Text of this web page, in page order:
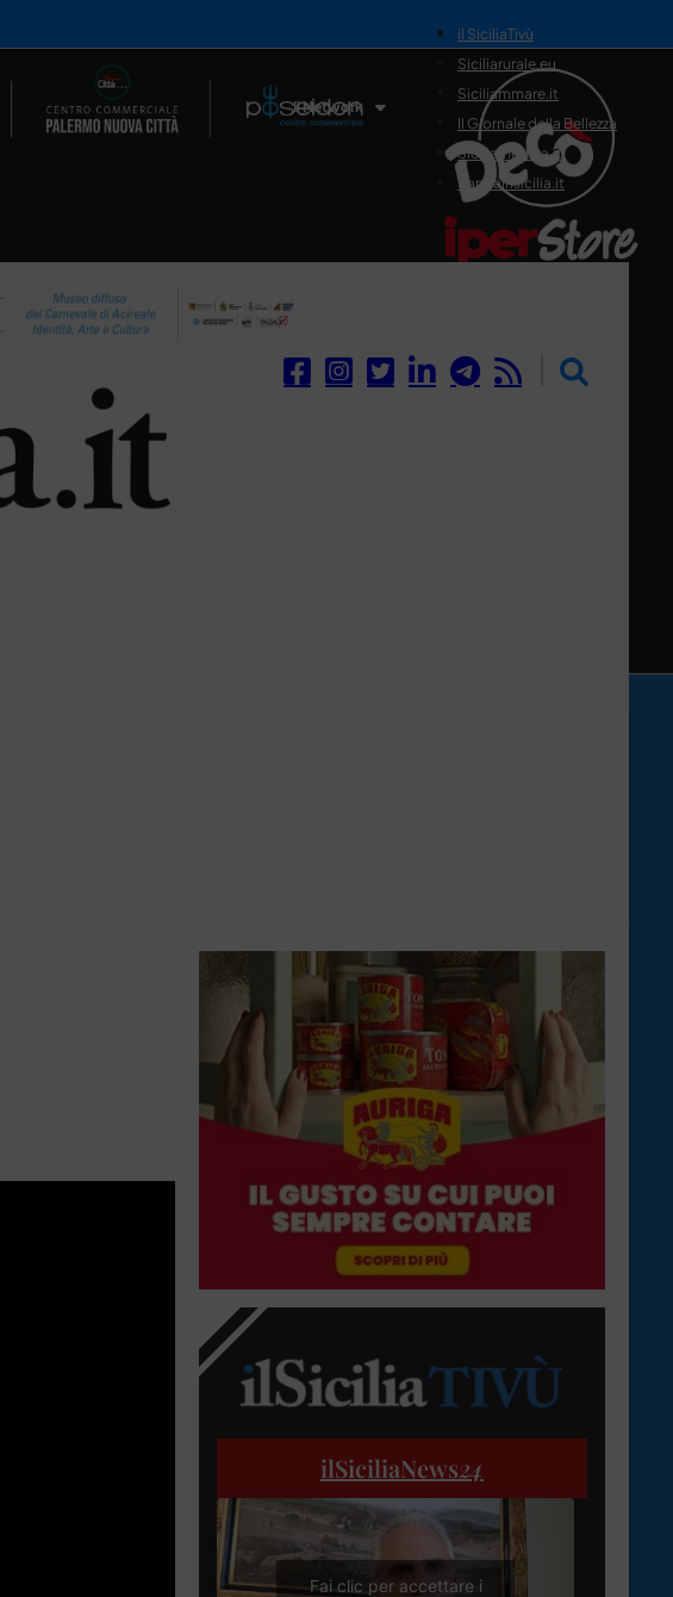
Il Network
il SiciliaTivù
Siciliarurale.eu
Siciliammare.it
Il Giornale della Bellezza
Siciliamedica.it
Sanitainsicilia.it
ilSiciliaNews24
Fai clic per accettare i